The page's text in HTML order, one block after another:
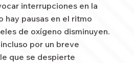
interrupciones en la
hay pausas en el ritmo
de oxígeno disminuyen.
por un breve
que se despierte